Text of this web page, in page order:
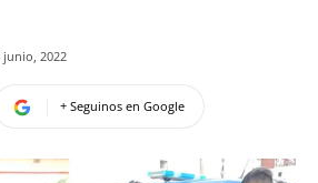
junio, 2022
+ Seguinos en Google